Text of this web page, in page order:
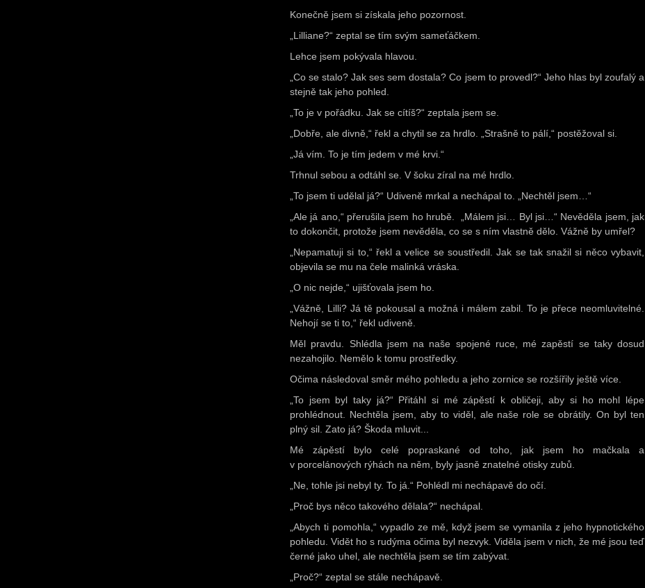
Konečně jsem si získala jeho pozornost.
„Lilliane?“ zeptal se tím svým sameťáčkem.
Lehce jsem pokývala hlavou.
„Co se stalo? Jak ses sem dostala? Co jsem to provedl?“ Jeho hlas byl zoufalý a
stejně tak jeho pohled.
„To je v pořádku. Jak se cítíš?“ zeptala jsem se.
„Dobře, ale divně,“ řekl a chytil se za hrdlo. „Strašně to pálí,“ postěžoval si.
„Já vím. To je tím jedem v mé krvi.“
Trhnul sebou a odtáhl se. V šoku zíral na mé hrdlo.
„To jsem ti udělal já?“ Udiveně mrkal a nechápal to. „Nechtěl jsem…“
„Ale já ano,“ přerušila jsem ho hrubě. „Málem jsi… Byl jsi…“ Nevěděla jsem, jak
to dokončit, protože jsem nevěděla, co se s ním vlastně dělo. Vážně by umřel?
„Nepamatuji si to,“ řekl a velice se soustředil. Jak se tak snažil si něco vybavit,
objevila se mu na čele malinká vráska.
„O nic nejde,“ ujišťovala jsem ho.
„Vážně, Lilli? Já tě pokousal a možná i málem zabil. To je přece neomluvitelné.
Nehojí se ti to,“ řekl udiveně.
Měl pravdu. Shlédla jsem na naše spojené ruce, mé zapěstí se taky dosud
nezahojilo. Nemělo k tomu prostředky.
Očima následoval směr mého pohledu a jeho zornice se rozšířily ještě více.
„To jsem byl taky já?“ Přitáhl si mé zápěstí k obličeji, aby si ho mohl lépe
prohlédnout. Nechtěla jsem, aby to viděl, ale naše role se obrátily. On byl ten
plný sil. Zato já? Škoda mluvit...
Mé zápěstí bylo celé popraskané od toho, jak jsem ho mačkala a
v porcelánových rýhách na něm, byly jasně znatelné otisky zubů.
„Ne, tohle jsi nebyl ty. To já.“ Pohlédl mi nechápavě do očí.
„Proč bys něco takového dělala?“ nechápal.
„Abych ti pomohla,“ vypadlo ze mě, když jsem se vymanila z jeho hypnotického
pohledu. Vidět ho s rudýma očima byl nezvyk. Viděla jsem v nich, že mé jsou teď
černé jako uhel, ale nechtěla jsem se tím zabývat.
„Proč?“ zeptal se stále nechápavě.